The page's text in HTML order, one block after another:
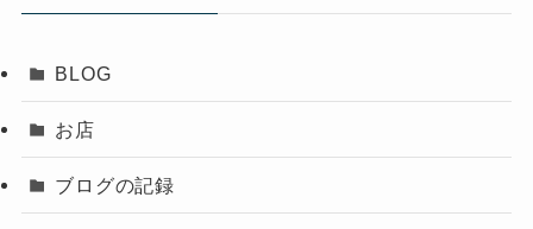
BLOG
お店
ブログの記録